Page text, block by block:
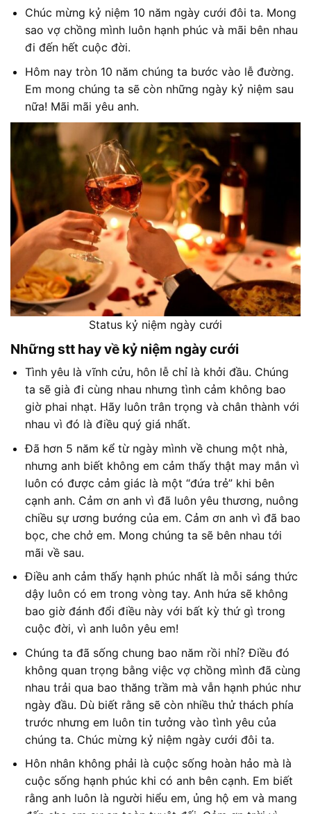
Chúc mừng kỷ niệm 10 năm ngày cưới đôi ta. Mong
sao vợ chồng mình luôn hạnh phúc và mãi bên nhau
đi đến hết cuộc đời.
Hôm nay tròn 10 năm chúng ta bước vào lễ đường.
Em mong chúng ta sẽ còn những ngày kỷ niệm sau
nữa! Mãi mãi yêu anh.
Status kỷ niệm ngày cưới
Những stt hay về kỷ niệm ngày cưới
Tình yêu là vĩnh cửu, hôn lễ chỉ là khởi đầu. Chúng
ta sẽ già đi cùng nhau nhưng tình cảm không bao
giờ phai nhạt. Hãy luôn trân trọng và chân thành với
nhau vì đó là điều quý giá nhất.
Đã hơn 5 năm kể từ ngày mình về chung một nhà,
nhưng anh biết không em cảm thấy thật may mắn vì
luôn có được cảm giác là một “đứa trẻ” khi bên
cạnh anh. Cảm ơn anh vì đã luôn yêu thương, nuông
chiều sự ương bướng của em. Cảm ơn anh vì đã bao
bọc, che chở em. Mong chúng ta sẽ bên nhau tới
mãi về sau.
Điều anh cảm thấy hạnh phúc nhất là mỗi sáng thức
dậy luôn có em trong vòng tay. Anh hứa sẽ không
bao giờ đánh đổi điều này với bất kỳ thứ gì trong
cuộc đời, vì anh luôn yêu em!
Chúng ta đã sống chung bao năm rồi nhỉ? Điều đó
không quan trọng bằng việc vợ chồng mình đã cùng
nhau trải qua bao thăng trầm mà vẫn hạnh phúc như
ngày đầu. Dù biết rằng sẽ còn nhiều thử thách phía
trước nhưng em luôn tin tưởng vào tình yêu của
chúng ta. Chúc mừng kỷ niệm ngày cưới đôi ta.
Hôn nhân không phải là cuộc sống hoàn hảo mà là
cuộc sống hạnh phúc khi có anh bên cạnh. Em biết
rằng anh luôn là người hiểu em, ủng hộ em và mang